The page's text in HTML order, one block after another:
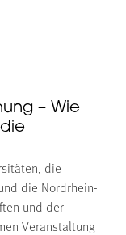
– Wie
die
die Nordrhein-
und der
Veranstaltung